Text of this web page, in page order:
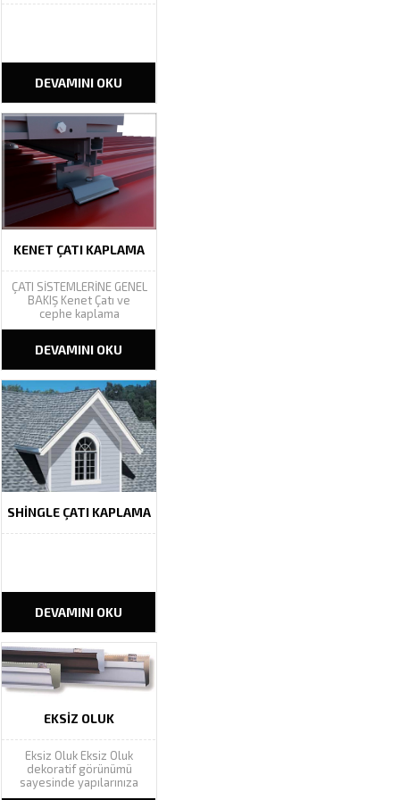
DEVAMINI OKU
KENET ÇATI KAPLAMA
ÇATI SİSTEMLERİNE GENEL
BAKIŞ Kenet Çatı ve
cephe kaplama
sistemleri insanlığın
andan itibaren var
olmuştur. Bu tarihin
akışıyla çalılar yapraklar ,
kil hamuru , kiremit ve
günümüzde teknoloji ile
değişen bir çok sistem
ile kendini yenilemiştir.
Fakat bu...
DEVAMINI OKU
SHINGLE ÇATI KAPLAMA
DEVAMINI OKU
EKSIZ OLUK
Eksiz Oluk Eksiz Oluk
dekoratif görünümü
sayesinde yapılarınıza
estetik güzellik katarak